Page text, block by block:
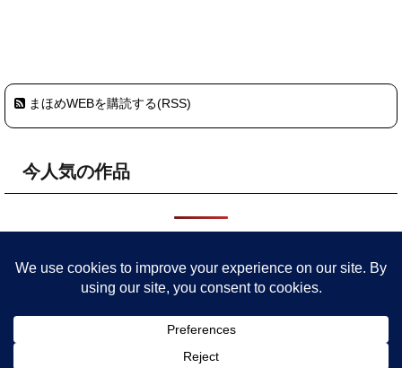
まほめWEBを購読する(RSS)
今人気の作品
て
委託店舗 参加予定イベント 作品 旧サイト